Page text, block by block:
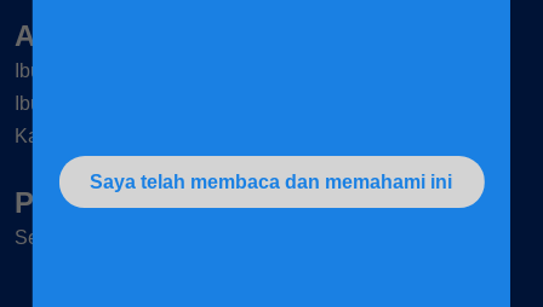
Saya telah membaca dan memahami ini
Artikel & Tips
Ibu mengandung
Ibu-ibu
Kanak-kanak
Peruncit
Senarai peruncit